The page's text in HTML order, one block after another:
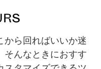
から回ればいいか迷
そんなときにおすす